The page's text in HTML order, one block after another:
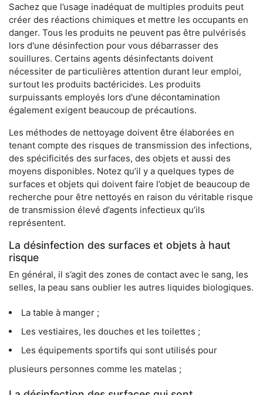
Sachez que l’usage inadéquat de multiples produits peut
créer des réactions chimiques et mettre les occupants en
danger. Tous les produits ne peuvent pas être pulvérisés
lors d'une désinfection pour vous débarrasser des
souillures. Certains agents désinfectants doivent
nécessiter de particulières attention durant leur emploi,
surtout les produits bactéricides. Les produits
surpuissants employés lors d'une décontamination
également exigent beaucoup de précautions.
Les méthodes de nettoyage doivent être élaborées en
tenant compte des risques de transmission des infections,
des spécificités des surfaces, des objets et aussi des
moyens disponibles. Notez qu’il y a quelques types de
surfaces et objets qui doivent faire l’objet de beaucoup de
recherche pour être nettoyés en raison du véritable risque
de transmission élevé d’agents infectieux qu’ils
représentent.
La désinfection des surfaces et objets à haut
risque
En général, il s’agit des zones de contact avec le sang, les
selles, la peau sans oublier les autres liquides biologiques.
La table à manger ;
Les vestiaires, les douches et les toilettes ;
Les équipements sportifs qui sont utilisés pour
plusieurs personnes comme les matelas ;